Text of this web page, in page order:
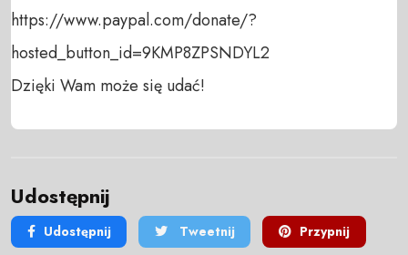
https://www.paypal.com/donate/?
hosted_button_id=9KMP8ZPSNDYL2
Dzięki Wam może się udać!
Udostępnij
Udostępnij Tweetnij Przypnij